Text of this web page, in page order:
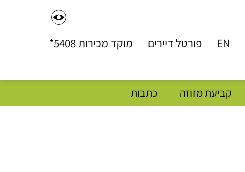
EN פורטל דיירים מוקד מכירות*5408
קביעת מזוזה כתבות